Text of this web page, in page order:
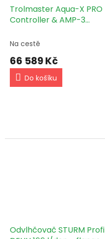
Trolmaster Aqua-X PRO
Controller & AMP-3
Na cestě
66 589 Kč
Do košíku
Odvlhčovač STURM Profi